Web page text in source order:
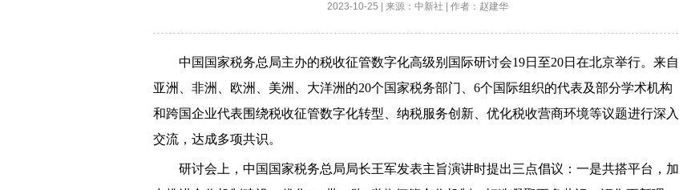
2023-10-25 | 来源：中新社 | 作者：赵建华
中国国家税务总局主办的税收征管数字化高级别国际研讨会19日至20日在北京举行。来自
亚洲、非洲、欧洲、美洲、大洋洲的20个国家税务部门、6个国际组织的代表及部分学术机构
和跨国企业代表围绕税收征管数字化转型、纳税服务创新、优化税收营商环境等议题进行深入
交流，达成多项共识。
研讨会上，中国国家税务总局局长王军发表主旨演讲时提出三点倡议：一是共搭平台，加